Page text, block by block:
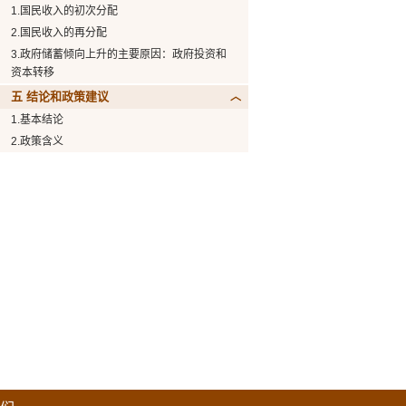
1.国民收入的初次分配
2.国民收入的再分配
3.政府储蓄倾向上升的主要原因：政府投资和
资本转移
五 结论和政策建议
1.基本结论
2.政策含义